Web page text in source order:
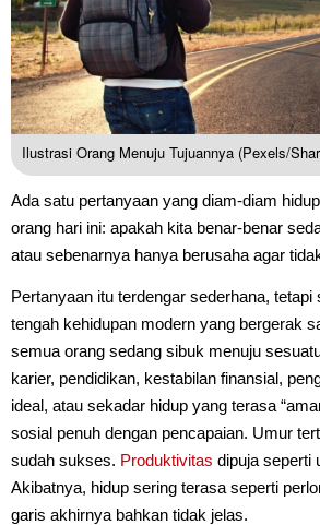
Ilustrasi Orang Menuju Tujuannya (Pexels/
Ada satu pertanyaan yang diam-diam
orang hari ini: apakah kita benar-benar
atau sebenarnya hanya berusaha agar
Pertanyaan itu terdengar sederhana,
tengah kehidupan modern yang bergerak
semua orang sedang sibuk menuju
karier, pendidikan, kestabilan finansial,
ideal, atau sekadar hidup yang terasa
sosial penuh dengan pencapaian. Umur
sudah sukses. Produktivitas dipuja seperti
Akibatnya, hidup sering terasa seperti
garis akhirnya bahkan tidak jelas.